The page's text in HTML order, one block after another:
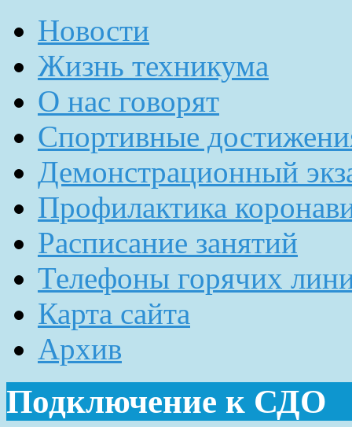
Новости
Жизнь техникума
О нас говорят
Спортивные
Демонстрационный
Профилактика
Расписание занятий
Телефоны горячих
Карта сайта
Архив
Подключение к СДО